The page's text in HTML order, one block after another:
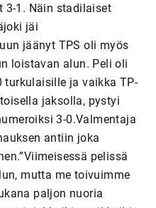
3-1. Näin stadilaiset
jäi
jäänyt TPS oli myös
loistavan alun. Peli oli
turkulaisille ja vaikka TP-
jaksolla, pystyi
3-0.Valmentaja
antiin joka
pelissä
mutta me toivuimme
paljon nuoria